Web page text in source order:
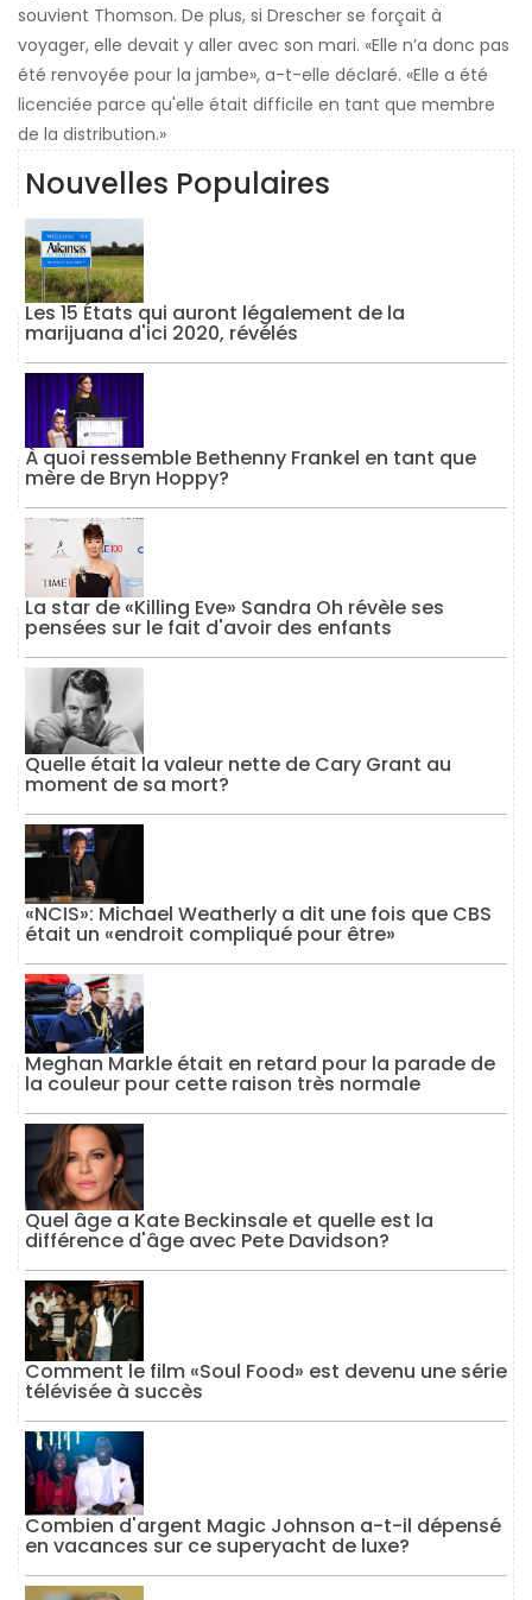
souvient Thomson. De plus, si Drescher se forçait à
voyager, elle devait y aller avec son mari. «Elle n’a donc pas
été renvoyée pour la jambe», a-t-elle déclaré. «Elle a été
licenciée parce qu'elle était difficile en tant que membre
de la distribution.»
Nouvelles Populaires
Les 15 États qui auront légalement de la
marijuana d'ici 2020, révélés
À quoi ressemble Bethenny Frankel en tant que
mère de Bryn Hoppy?
La star de «Killing Eve» Sandra Oh révèle ses
pensées sur le fait d'avoir des enfants
Quelle était la valeur nette de Cary Grant au
moment de sa mort?
«NCIS»: Michael Weatherly a dit une fois que CBS
était un «endroit compliqué pour être»
Meghan Markle était en retard pour la parade de
la couleur pour cette raison très normale
Quel âge a Kate Beckinsale et quelle est la
différence d'âge avec Pete Davidson?
Comment le film «Soul Food» est devenu une série
télévisée à succès
Combien d'argent Magic Johnson a-t-il dépensé
en vacances sur ce superyacht de luxe?